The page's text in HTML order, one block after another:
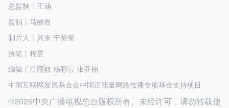
总监制丨王涵
监制丨马丽君
制片人丨兴来 宁黎黎
执笔丨程昱
编辑丨江雨航 杨彩云 张亚楠
中国互联网发展基金会中国正能量网络传播专项基金支持项目
©2026中央广播电视总台版权所有。未经许可，请勿转载使